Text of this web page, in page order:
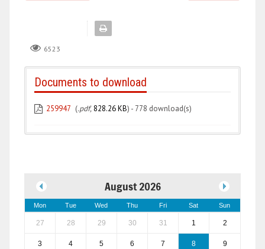
6523
Documents to download
259947 (.pdf, 828.26 KB) - 778 download(s)
August 2026
Mon Tue Wed Thu Fri Sat Sun
27 28 29 30 31 1 2
3 4 5 6 7 8 9